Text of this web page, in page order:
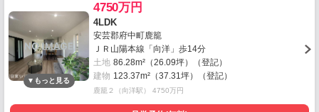
4750万円
4LDK
安芸郡府中町鹿籠
ＪＲ山陽本線「向洋」歩14分
土地 86.28m²（26.09坪）（登記）
建物 123.37m²（37.31坪）（登記）
鹿籠２（向洋駅） 4750万円